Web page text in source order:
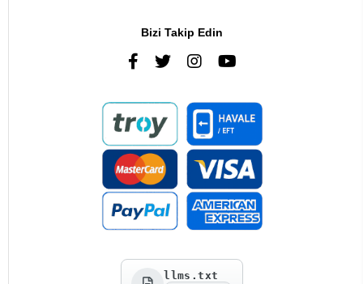
Bizi Takip Edin
llms.txt